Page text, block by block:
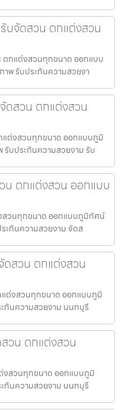
บจัดสวน ตกแต่งสวน
กแต่งสวนทุกขนาด ออกแบบ
พ รับประกันความสวยงา
ดสวน ตกแต่งสวน
ต่งสวนทุกขนาด ออกแบบภูมิ
รับประกันความสวยงาม รับ
น ตกแต่งสวน ออกแบบ
สวนทุกขนาด ออกแบบภูมิทัศน์
ะกันความสวยงาม จัดส
สวน ตกแต่งสวน
ต่งสวนทุกขนาด ออกแบบภูมิ
กันความสวยงาม นนทบุรี
วน ตกแต่งสวน
งสวนทุกขนาด ออกแบบภูมิ
กันความสวยงาม นนทบุรี